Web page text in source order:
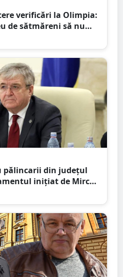
verificări la Olimpia:
de sătmăreni să nu
sâmbetei”
pălincarii din județul
inițiat de Mircea
test